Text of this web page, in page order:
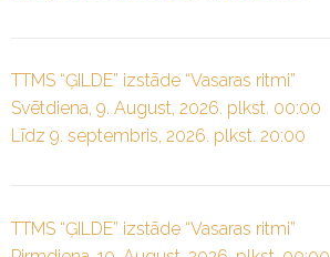
TTMS “ĢILDE” izstāde “Vasaras ritmi”
Svētdiena, 9. August, 2026. plkst. 00:00
Līdz 9. septembris, 2026. plkst. 20:00
TTMS “ĢILDE” izstāde “Vasaras ritmi”